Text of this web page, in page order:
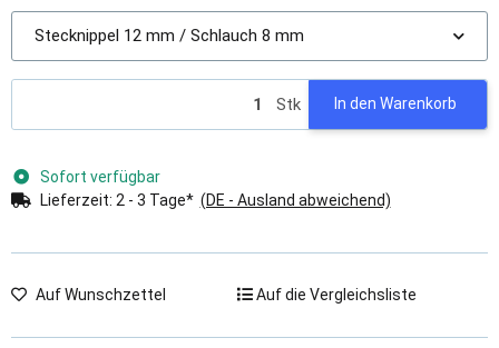
Stecknippel 12 mm / Schlauch 8 mm
Stk In den Warenkorb
Sofort verfügbar
Lieferzeit: 2 - 3 Tage* (DE - Ausland abweichend)
Auf Wunschzettel Auf die Vergleichsliste